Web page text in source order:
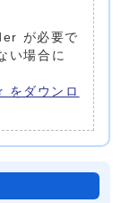
が必要で
い場合に
ダウンロ